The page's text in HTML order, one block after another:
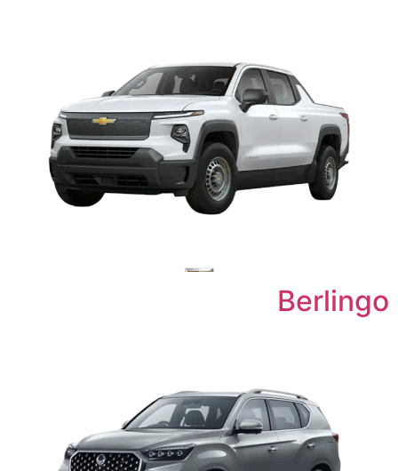
Berlingo